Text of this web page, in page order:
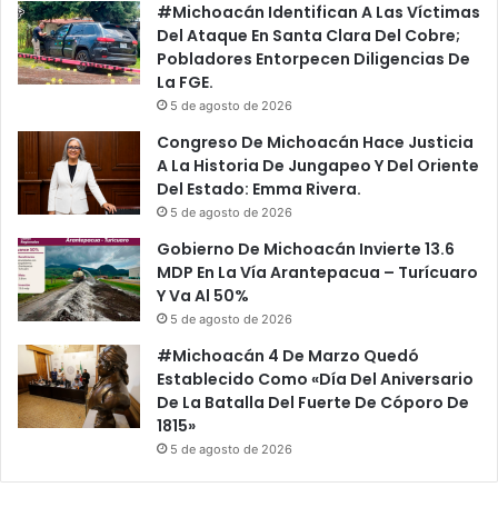
#Michoacán Identifican A Las Víctimas
Del Ataque En Santa Clara Del Cobre;
Pobladores Entorpecen Diligencias De
La FGE.
5 de agosto de 2026
Congreso De Michoacán Hace Justicia
A La Historia De Jungapeo Y Del Oriente
Del Estado: Emma Rivera.
5 de agosto de 2026
Gobierno De Michoacán Invierte 13.6
MDP En La Vía Arantepacua – Turícuaro
Y Va Al 50%
5 de agosto de 2026
#Michoacán 4 De Marzo Quedó
Establecido Como «Día Del Aniversario
De La Batalla Del Fuerte De Cóporo De
1815»
5 de agosto de 2026